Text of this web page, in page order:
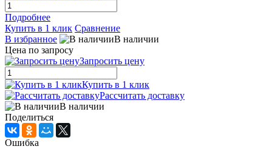
Подробнее
Купить в 1 клик Сравнение
В избранное
В наличии
Цена по запросу
Запросить цену
Купить в 1 клик
Рассчитать доставку
В наличии
Поделиться
Ошибка